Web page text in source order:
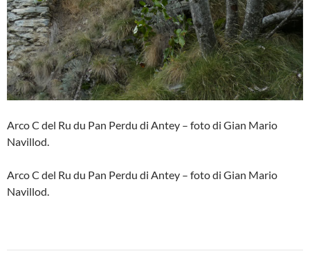
Arco C del Ru du Pan Perdu di Antey – foto di Gian Mario
Navillod.
Arco C del Ru du Pan Perdu di Antey – foto di Gian Mario
Navillod.